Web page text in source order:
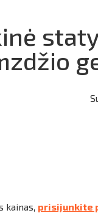
kainas, prisijunkite